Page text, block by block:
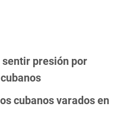
sentir presión por
cubanos varados en